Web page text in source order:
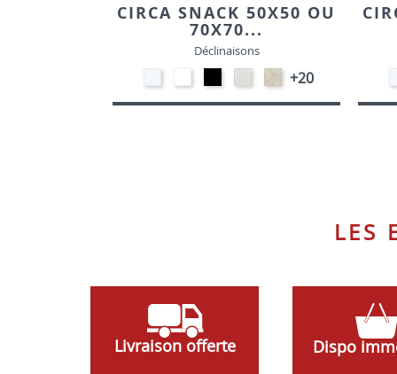
CIRCA SNACK 50X50 OU
70X70...
Déclinaisons
HP90
-
BLANC
-
NOIR
STRATIFIE
HP93
-
STRATIFIE
HP98
-
+20
LES
Livraison offerte Dispo